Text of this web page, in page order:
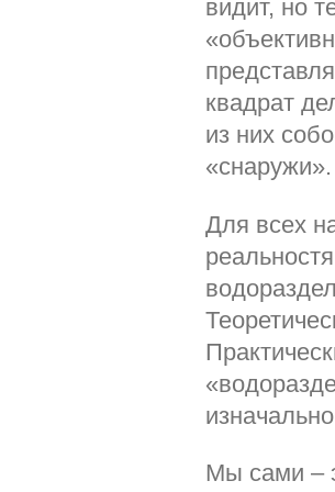
видит, но
квадрат
из них
«снаружи».
Для всех
Мы сами –